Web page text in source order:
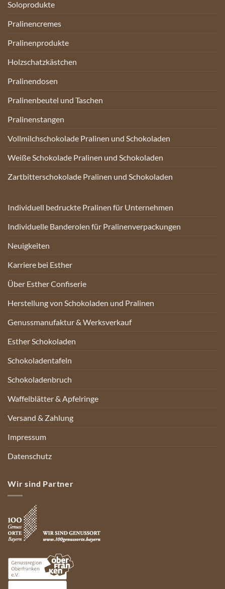
Soloprodukte
Pralinencremes
Pralinenprodukte
Holzschatzkästchen
Pralinendosen
Pralinenbeutel und Taschen
Pralinenstangen
Vollmilchschokolade Pralinen und Schokoladen
Weiße Schokolade Pralinen und Schokoladen
Zartbitterschokolade Pralinen und Schokoladen
Individuell bedruckte Pralinen für Unternehmen
Individuelle Banderolen für Pralinenverpackungen
Neuigkeiten
Karriere bei Esther
Über Esther Confiserie
Herstellung von Schokoladen und Pralinen
Genussmanufaktur & Werksverkauf
Esther Schokoladen
Schokoladentafeln
Schokoladenbruch
Waffelblätter & Apfelringe
Versand & Zahlung
Impressum
Datenschutz
Wir sind Partner